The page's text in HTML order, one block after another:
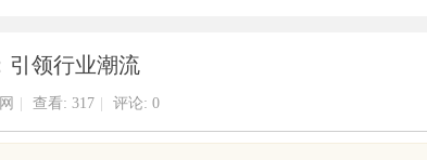
引领行业潮流
查看: 317 评论: 0